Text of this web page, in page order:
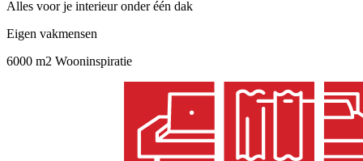
Alles voor je interieur onder één dak
Eigen vakmensen
6000 m2 Wooninspiratie